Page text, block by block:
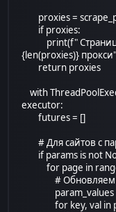
proxies =
if proxies:
print(f" Страница
{len(proxies)}
return proxies
with
executor:
futures = []
# Для сайтов с
if params is not
for page in
# Обновляем
param_values
for key, val in